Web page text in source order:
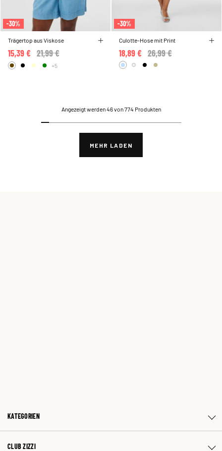
-30%
Trägertop aus Viskose
Price reduced from
21,99 €
15,39 €
+5
-30%
Culotte-Hose mit Print
Price reduced from
26,99 €
18,89 €
Angezeigt werden 46 von 774 Produkten
MEHR LADEN
KATEGORIEN
CLUB ZIZZI